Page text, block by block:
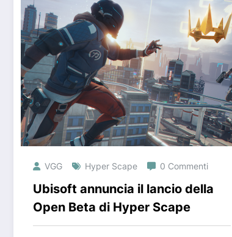
VGG Hyper Scape 0 Commenti
Ubisoft annuncia il lancio della
Open Beta di Hyper Scape